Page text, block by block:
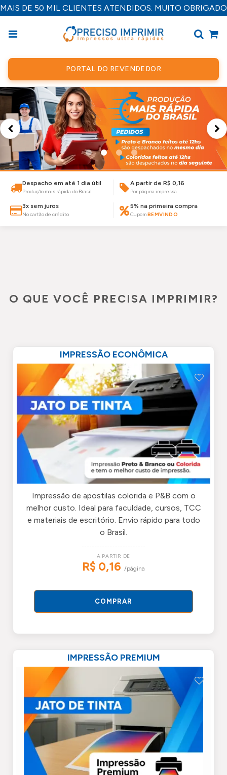
MAIS DE 50 MIL CLIENTES ATENDIDOS. MUITO OBRIGADO
PORTAL DO REVENDEDOR
Despacho em até 1 dia útil
Produção mais rápida do Brasil
A partir de R$ 0,16
Por página impressa
3x sem juros
No cartão de crédito
5% na primeira compra
CupomBEMVINDO
O QUE VOCÊ PRECISA IMPRIMIR?
IMPRESSÃO ECONÔMICA
Impressão de apostilas colorida e P&B com o
melhor custo. Ideal para faculdade, cursos, TCC
e materiais de escritório. Envio rápido para todo
o Brasil.
A PARTIR DE
R$ 0,16 /página
COMPRAR
IMPRESSÃO PREMIUM